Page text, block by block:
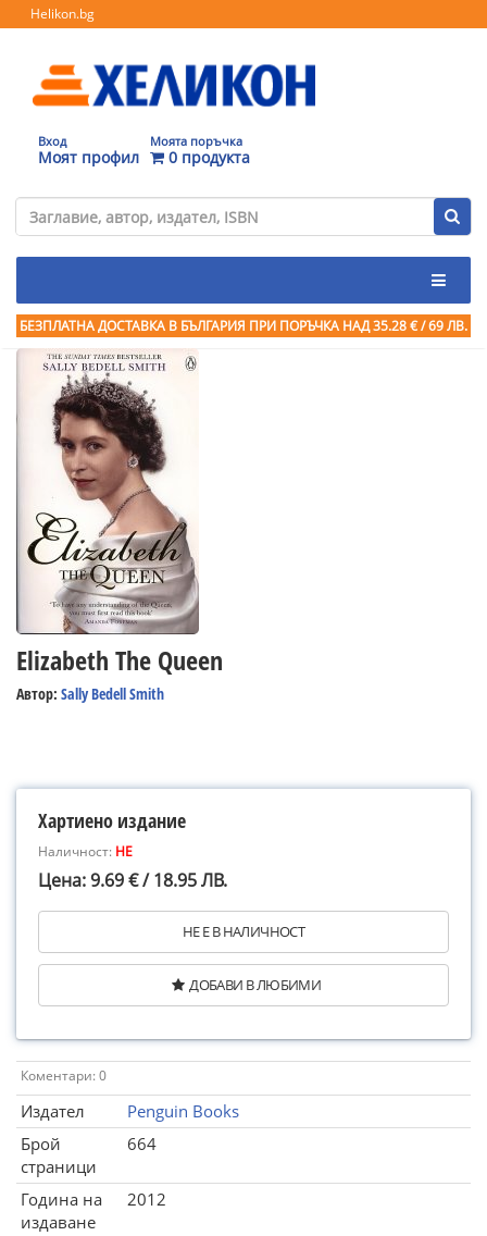
Helikon.bg
Вход
Моят профил
Моята поръчка
0 продукта
БЕЗПЛАТНА ДОСТАВКА В БЪЛГАРИЯ ПРИ ПОРЪЧКА НАД 35.28 € / 69 ЛВ.
Elizabeth The Queen
Автор: Sally Bedell Smith
Хартиено издание
Наличност: НЕ
Цена: 9.69 € / 18.95 ЛВ.
НЕ Е В НАЛИЧНОСТ
ДОБАВИ В ЛЮБИМИ
Коментари: 0
Издател
Penguin Books
Брой
страници
664
Година на
издаване
2012